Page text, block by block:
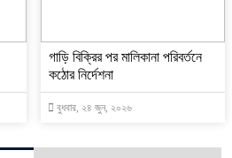
গাড়ি বিক্রির পর মালিকানা পরিবর্তনে
কঠোর নির্দেশনা
বুধবার, ২৪ জুন, ২০২৬